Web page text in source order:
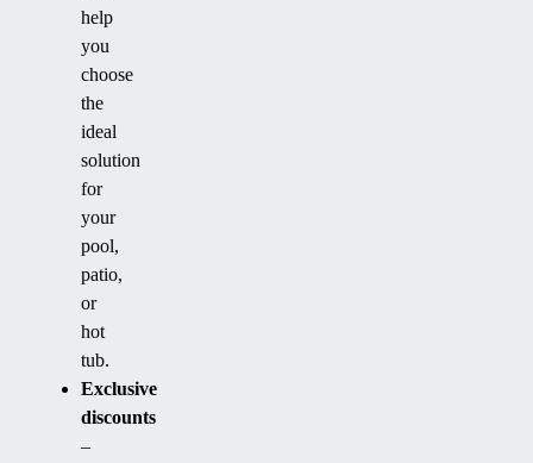
help
you
choose
the
ideal
solution
for
your
pool,
patio,
or
hot
tub.
Exclusive
discounts
–